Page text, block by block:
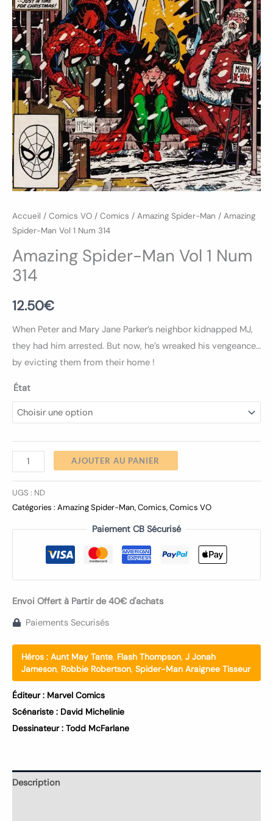
Accueil / Comics VO / Comics / Amazing Spider-Man / Amazing
Spider-Man Vol 1 Num 314
Amazing Spider-Man Vol 1 Num
314
12.50€
When Peter and Mary Jane Parker’s neighbor kidnapped MJ,
they had him arrested. But now, he’s wreaked his vengeance…
by evicting them from their home !
État
AJOUTER AU PANIER
UGS : ND
Catégories : Amazing Spider-Man,Comics,Comics VO
Paiement CB Sécurisé
Envoi Offert à Partir de 40€ d'achats
Paiements Securisés
Héros : Aunt May Tante, Flash Thompson, J Jonah
Jameson, Robbie Robertson, Spider-Man Araignee Tisseur
Éditeur : Marvel Comics
Scénariste : David Michelinie
Dessinateur : Todd McFarlane
Description